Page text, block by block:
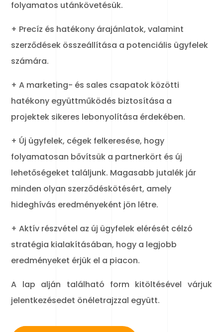
folyamatos utánkövetésük.
+ Precíz és hatékony árajánlatok, valamint
szerződések összeállítása a potenciális ügyfelek
számára.
+ A marketing- és sales csapatok közötti
hatékony együttműködés biztosítása a
projektek sikeres lebonyolítása érdekében.
+ Új ügyfelek, cégek felkeresése, hogy
folyamatosan bővítsük a partnerkört és új
lehetőségeket találjunk. Magasabb jutalék jár
minden olyan szerződéskötésért, amely
hideghívás eredményeként jön létre.
+ Aktív részvétel az új ügyfelek elérését célzó
stratégia kialakításában, hogy a legjobb
eredményeket érjük el a piacon.
A lap alján található form kitöltésével várjuk
jelentkezésedet önéletrajzzal együtt.